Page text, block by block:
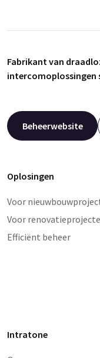
Fabrikant van
intercomoplossingen
Beheerwebsite
Oplosingen
Voor
Voor
Efficiënt beheer
Intratone